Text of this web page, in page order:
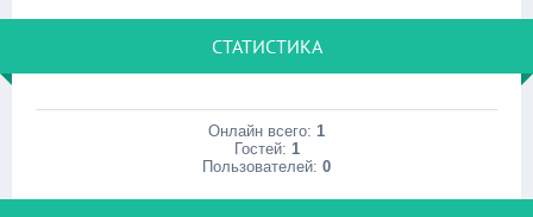
СТАТИСТИКА
Онлайн всего: 1
Гостей: 1
Пользователей: 0